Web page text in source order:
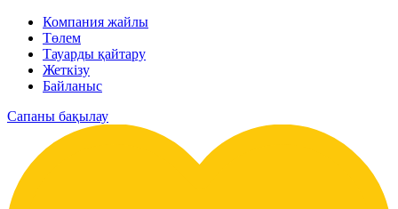
Компания жайлы
Төлем
Тауарды қайтару
Жеткізу
Байланыс
Сапаны бақылау